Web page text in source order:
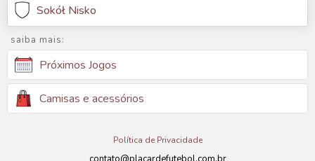
Sokół Nisko
saiba mais:
Próximos Jogos
Camisas e acessórios
Política de Privacidade